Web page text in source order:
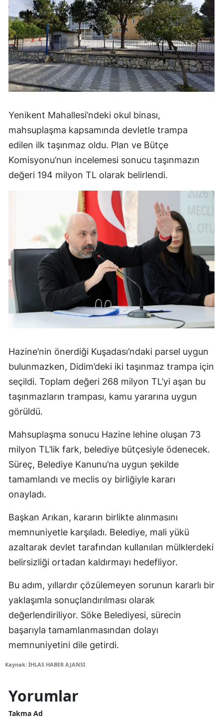
Yenikent Mahallesi’ndeki okul binası,
mahsuplaşma kapsamında devletle trampa
edilen ilk taşınmaz oldu. Plan ve Bütçe
Komisyonu’nun incelemesi sonucu taşınmazın
değeri 194 milyon TL olarak belirlendi.
Hazine’nin önerdiği Kuşadası’ndaki parsel uygun
bulunmazken, Didim’deki iki taşınmaz trampa için
seçildi. Toplam değeri 268 milyon TL’yi aşan bu
taşınmazların trampası, kamu yararına uygun
görüldü.
Mahsuplaşma sonucu Hazine lehine oluşan 73
milyon TL’lik fark, belediye bütçesiyle ödenecek.
Süreç, Belediye Kanunu’na uygun şekilde
tamamlandı ve meclis oy birliğiyle kararı
onayladı.
Başkan Arıkan, kararın birlikte alınmasını
memnuniyetle karşıladı. Belediye, mali yükü
azaltarak devlet tarafından kullanılan mülklerdeki
belirsizliği ortadan kaldırmayı hedefliyor.
Bu adım, yıllardır çözülemeyen sorunun kararlı bir
yaklaşımla sonuçlandırılması olarak
değerlendiriliyor. Söke Belediyesi, sürecin
başarıyla tamamlanmasından dolayı
memnuniyetini dile getirdi.
Kaynak: İHLAS HABER AJANSI
Yorumlar
Takma Ad